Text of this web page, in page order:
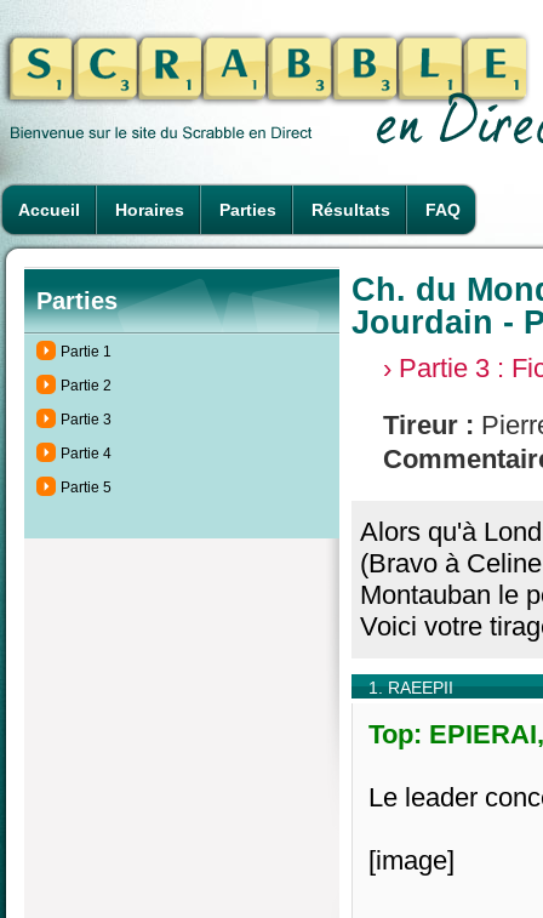
Accueil Horaires Parties Résultats FAQ
Parties
Partie 1
Partie 2
Partie 3
Partie 4
Partie 5
Ch. du
Jourdain -
› Partie 3 :
Tireur :
Alors qu'à
(Bravo à
Montauban le
Voici votre
1. RAEEPII
Top:
Le leader
[image]